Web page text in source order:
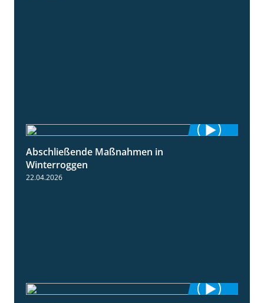
Abschließende Maßnahmen in
Winterroggen
22.04.2026